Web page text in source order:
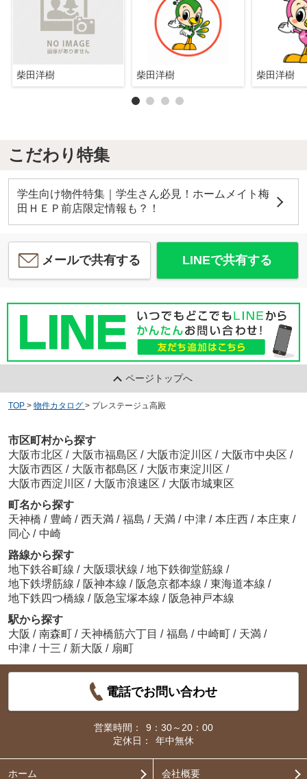
柴田洋樹 柴田洋樹 柴田洋樹
こだわり特集
学生向け物件特集｜学生さん必見！ホームメイト梅
田ＨＥＰ前店限定情報も？！
メールで共有する LINEで共有する
ページトップへ
TOP > 物件カタログ > プレステージュ高殿
市区町村から探す
大阪市北区 / 大阪市福島区 / 大阪市淀川区 / 大阪市中央区 /
大阪市西区 / 大阪市都島区 / 大阪市東淀川区 /
大阪市西淀川区 / 大阪市浪速区 / 大阪市城東区
町名から探す
天神橋 / 豊崎 / 西天満 / 福島 / 天満 / 中津 / 本庄西 / 本庄東 /
同心 / 中崎
路線から探す
地下鉄谷町線 / 大阪環状線 / 地下鉄御堂筋線 /
地下鉄堺筋線 / 阪神本線 / 阪急京都本線 / 東海道本線 /
地下鉄四つ橋線 / 阪急宝塚本線 / 阪急神戸本線
駅から探す
大阪 / 南森町 / 天神橋筋六丁目 / 福島 / 中崎町 / 天満 /
中津 / 十三 / 新大阪 / 扇町
電話でお問い合わせ
営業時間：
9：30～20：00
定休日：
年中無休
ホーム 会社概要